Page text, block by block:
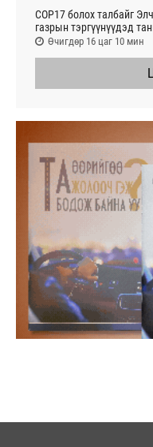
СОР17 болох талбайг
газрын тэргүүнүүдэд
Өчигдөр 16 цаг 10 мин